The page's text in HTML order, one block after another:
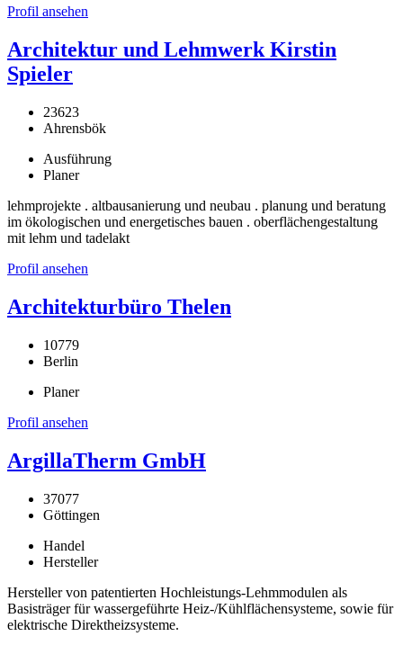
Profil ansehen
Architektur und Lehmwerk Kirstin
Spieler
23623
Ahrensbök
Ausführung
Planer
lehmprojekte . altbausanierung und neubau . planung und beratung
im ökologischen und energetisches bauen . oberflächengestaltung
mit lehm und tadelakt
Profil ansehen
Architekturbüro Thelen
10779
Berlin
Planer
Profil ansehen
ArgillaTherm GmbH
37077
Göttingen
Handel
Hersteller
Hersteller von patentierten Hochleistungs-Lehmmodulen als
Basisträger für wassergeführte Heiz-/Kühlflächensysteme, sowie für
elektrische Direktheizsysteme.